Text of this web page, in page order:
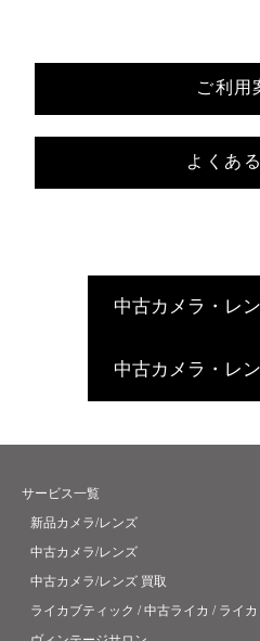
ご利用
よくあ
中古カメラ・レ
中古カメラ・レ
サービス一覧
新品カメラ/レンズ
中古カメラ/レンズ
中古カメラ/レンズ 買取
ライカブティック / 中古ライカ / ライカ